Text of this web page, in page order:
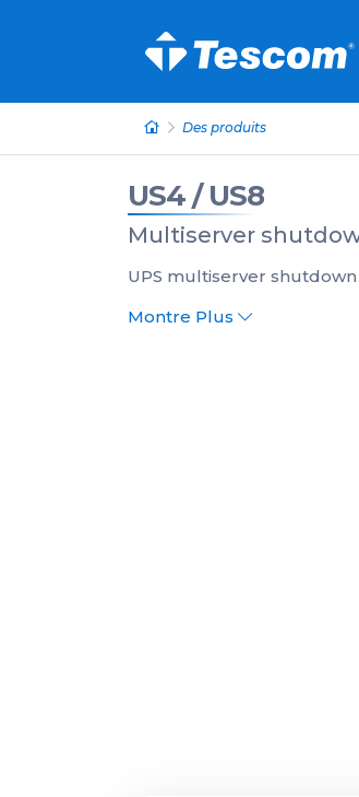
Des produits
US4 / US8
Multiserver
UPS multiserver
Montre Plus